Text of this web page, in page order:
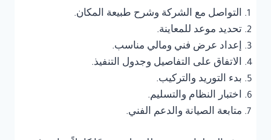
التواصل مع الشركة وشرح طبيعة المكان.
تحديد موعد للمعاينة.
إعداد عرض فني ومالي مناسب.
الاتفاق على التفاصيل وجدول التنفيذ.
بدء التوريد والتركيب.
اختبار النظام والتسليم.
متابعة الصيانة والدعم الفني.